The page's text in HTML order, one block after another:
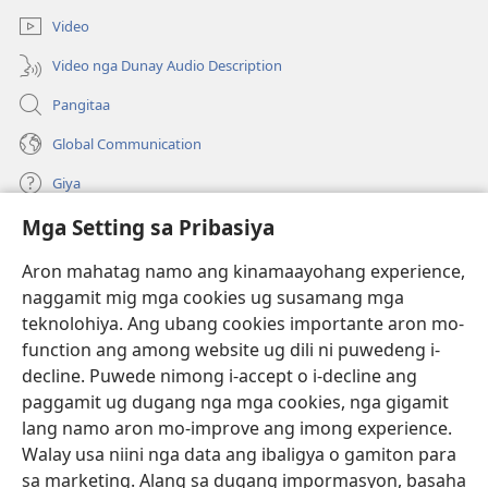
Mga Setting sa Pribasiya
Aron mahatag namo ang kinamaayohang experience,
naggamit mig mga cookies ug susamang mga
teknolohiya. Ang ubang cookies importante aron mo-
function ang among website ug dili ni puwedeng i-
decline. Puwede nimong i-accept o i-decline ang
paggamit ug dugang nga mga cookies, nga gigamit
lang namo aron mo-improve ang imong experience.
Walay usa niini nga data ang ibaligya o gamiton para
sa marketing. Alang sa dugang impormasyon, basaha
window)
bag-
ong
window)
Video
Video nga Dunay Audio Description
Pangitaa
Global Communication
Giya
Donasyon
(mo-
open
bag-
ong
window)
Watchtower ONLINE NGA LIBRARYA
(mo-
open
ug
bag-
window)
JW Hub
(mo-
open
ug
bag-
ong
window)
JW Library
Watchtower Library